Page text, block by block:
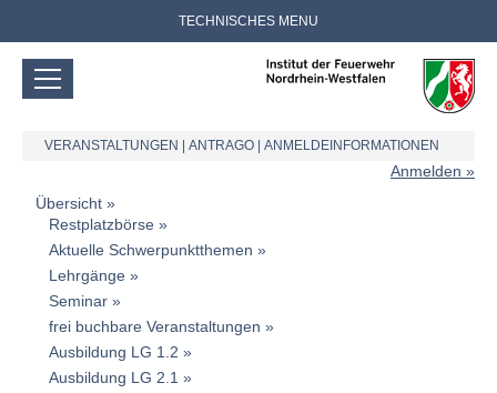
TECHNISCHES MENU
VERANSTALTUNGEN ANTRAGO ANMELDEINFORMATIONEN
Anmelden
Übersicht
Restplatzbörse
Aktuelle Schwerpunktthemen
Lehrgänge
Seminar
frei buchbare Veranstaltungen
Ausbildung LG 1.2
Ausbildung LG 2.1